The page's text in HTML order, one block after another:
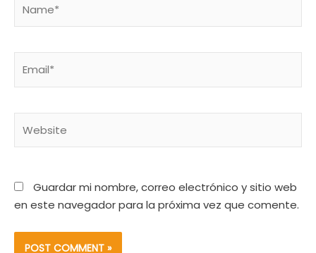
Guardar mi nombre, correo electrónico y sitio web
en este navegador para la próxima vez que comente.